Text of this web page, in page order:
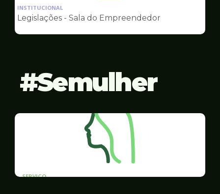
pagina
Sala
INSTITUCIONAL
Legislações - Sala do Empreendedor
Semulher
SERVICO